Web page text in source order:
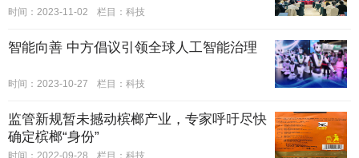
时间：2023-11-02 栏目： 科技
智能向善 中方倡议引领全球人工智能治理
时间：2023-10-27 栏目： 科技
监管新规暂未撼动槟榔产业，专家呼吁尽快
确定槟榔“身份”
时间：2022-09-28 栏目： 科技